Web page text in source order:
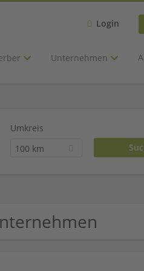
Login
Unternehmen
Umkreis
100 km